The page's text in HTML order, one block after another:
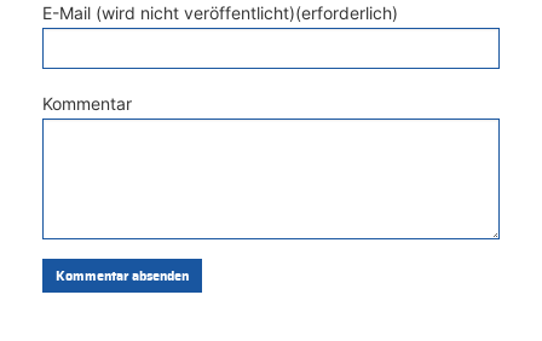
E-Mail (wird nicht veröffentlicht)(erforderlich)
Kommentar